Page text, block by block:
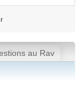
au Rav